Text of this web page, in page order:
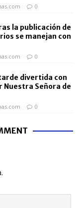
0
la publicación de
se manejan con
0
divertida con
Nuestra Señora de
0